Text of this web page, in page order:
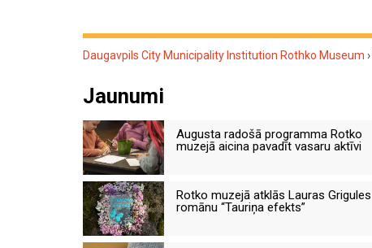
Daugavpils City Municipality Institution Rothko Museum ›
Jaunumi
Augusta radošā programma Rotko
muzejā aicina pavadīt vasaru aktīvi
Rotko muzejā atklās Lauras Grigules
romānu “Tauriņa efekts”